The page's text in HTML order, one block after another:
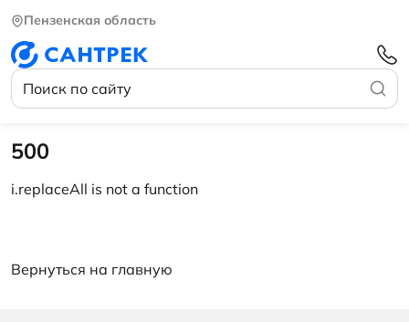
Пензенская область
500
i.replaceAll is not a function
Вернуться на главную